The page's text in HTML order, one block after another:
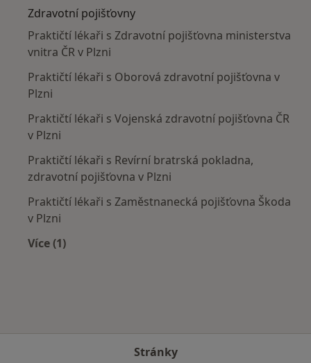
Zdravotní pojišťovny
Praktičtí lékaři s Zdravotní pojišťovna ministerstva
vnitra ČR v Plzni
Praktičtí lékaři s Oborová zdravotní pojišťovna v
Plzni
Praktičtí lékaři s Vojenská zdravotní pojišťovna ČR
v Plzni
Praktičtí lékaři s Revírní bratrská pokladna,
zdravotní pojišťovna v Plzni
Praktičtí lékaři s Zaměstnanecká pojišťovna Škoda
v Plzni
Více (1)
Stránky